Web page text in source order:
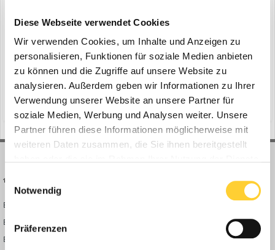
Diese Webseite verwendet Cookies
Wir verwenden Cookies, um Inhalte und Anzeigen zu
personalisieren, Funktionen für soziale Medien anbieten
zu können und die Zugriffe auf unsere Website zu
analysieren. Außerdem geben wir Informationen zu Ihrer
Verwendung unserer Website an unsere Partner für
soziale Medien, Werbung und Analysen weiter. Unsere
Partner führen diese Informationen möglicherweise mit
weiteren Daten zusammen, die Sie ihnen bereitgestellt
Einwilligungsauswahl
Notwendig
Präferenzen
ein Thema erstellte Bauforum24 inNews aus der
LIVERMORE, Kalifornien (USA), CAPELLE A/D IJSSEL, Niederlande,
HAMBURG, Deutschland , 21.04.2020 - Die Topcon Positioning
Group stellt Weiterentwicklungen ihrer
Maschinensteuerungslösungen vor. Für Bauunternehmen bieten
sich Möglichkeiten zu mehr Leistung und Wirtschaftlichkeit bei
Erdbewegungsarbei...
22. April 2020
maschinensteuerungslösung byod (und 13 weitere)
Bauforum24 News
Bauforum24 TV
BF24 Mediathek